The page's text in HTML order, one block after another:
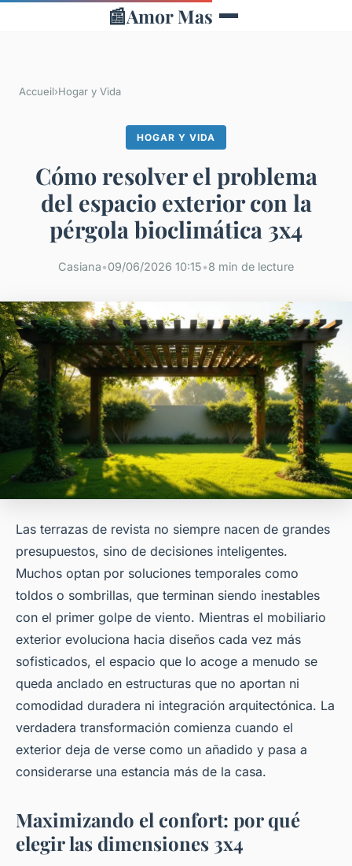
📰Amor Mas
Accueil›Hogar y Vida
HOGAR Y VIDA
Cómo resolver el problema
del espacio exterior con la
pérgola bioclimática 3x4
Casiana•09/06/2026 10:15•8 min de lecture
Las terrazas de revista no siempre nacen de grandes
presupuestos, sino de decisiones inteligentes.
Muchos optan por soluciones temporales como
toldos o sombrillas, que terminan siendo inestables
con el primer golpe de viento. Mientras el mobiliario
exterior evoluciona hacia diseños cada vez más
sofisticados, el espacio que lo acoge a menudo se
queda anclado en estructuras que no aportan ni
comodidad duradera ni integración arquitectónica. La
verdadera transformación comienza cuando el
exterior deja de verse como un añadido y pasa a
considerarse una estancia más de la casa.
Maximizando el confort: por qué
elegir las dimensiones 3x4